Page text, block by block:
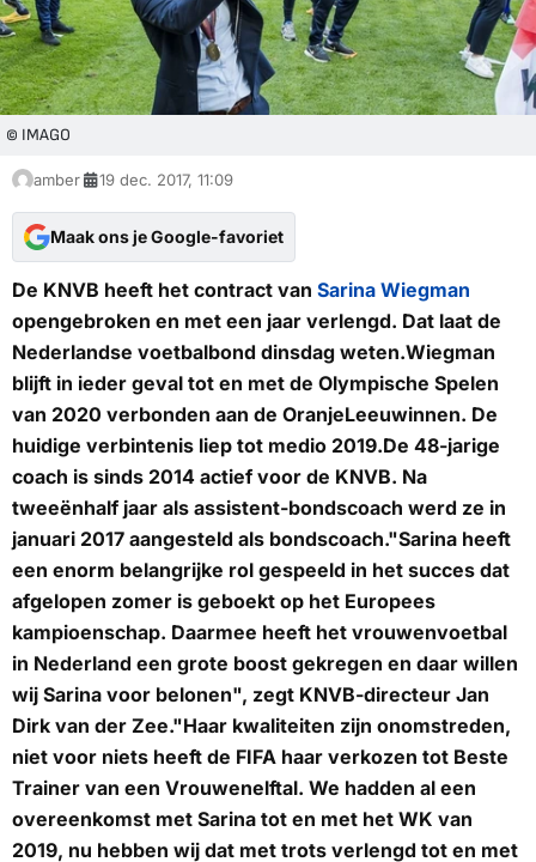
© IMAGO
amber 19 dec. 2017, 11:09
Maak ons je Google-favoriet
De KNVB heeft het contract van Sarina Wiegman
opengebroken en met een jaar verlengd. Dat laat de
Nederlandse voetbalbond dinsdag weten.Wiegman
blijft in ieder geval tot en met de Olympische Spelen
van 2020 verbonden aan de OranjeLeeuwinnen. De
huidige verbintenis liep tot medio 2019.De 48-jarige
coach is sinds 2014 actief voor de KNVB. Na
tweeënhalf jaar als assistent-bondscoach werd ze in
januari 2017 aangesteld als bondscoach."Sarina heeft
een enorm belangrijke rol gespeeld in het succes dat
afgelopen zomer is geboekt op het Europees
kampioenschap. Daarmee heeft het vrouwenvoetbal
in Nederland een grote boost gekregen en daar willen
wij Sarina voor belonen", zegt KNVB-directeur Jan
Dirk van der Zee."Haar kwaliteiten zijn onomstreden,
niet voor niets heeft de FIFA haar verkozen tot Beste
Trainer van een Vrouwenelftal. We hadden al een
overeenkomst met Sarina tot en met het WK van
2019, nu hebben wij dat met trots verlengd tot en met